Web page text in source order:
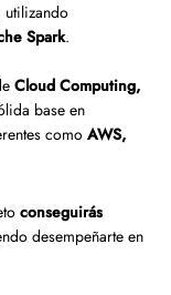
utilizando
Spark.
Cloud Computing,
base en
como AWS,
conseguirás
desempeñarte en